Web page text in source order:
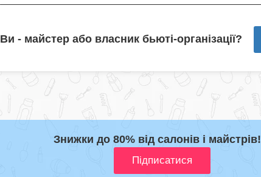
Ви - майстер або власник бьюті-організації?
Знижки до 80% від салонів і майстрів!